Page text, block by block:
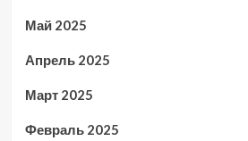
Май 2025
Апрель 2025
Март 2025
Февраль 2025